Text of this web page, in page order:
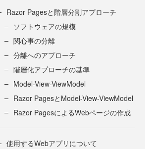
Razor Pagesと階層分割アプローチ
ソフトウェアの規模
関心事の分離
分離へのアプローチ
階層化アプローチの基準
Model-View-ViewModel
Razor PagesとModel-View-ViewModel
Razor PagesによるWebページの作成
使用するWebアプリについて